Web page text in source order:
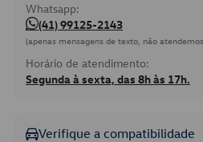
Whatsapp:
(41) 99125-2143
(apenas mensagens de texto, não
Horário de atendimento:
Segunda à sexta, das 8h às 17h.
Verifique a compatibilidade